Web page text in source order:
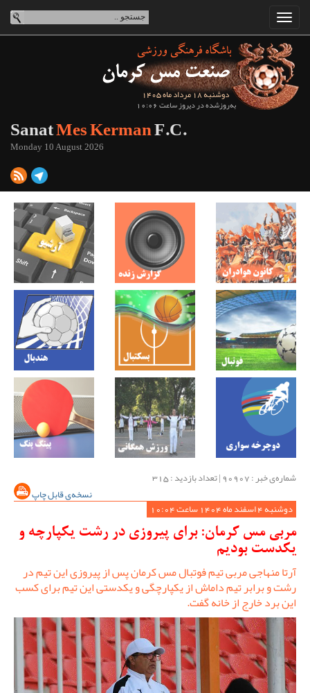
دوشنبه 18 مرداد ماه 1405
به‌روزشده در دیروز ساعت 10:06
SanatMes KermanF.C.
Monday 10 August 2026
شماره‌ی خبر : ‌90907 | تعداد بازدید : 315
نسخه‌ی قابل چاپ
دوشنبه 4 اسفند ماه 1404 ساعت 10:04
مربی مس کرمان: برای پیروزی در رشت یکپارچه و
یکدست بودیم
آرتا منهاجی مربی تیم فوتبال مس کرمان پس از پیروزی این تیم در
رشت و برابر تیم داماش از یکپارچگی و یکدستی این تیم برای کسب
این برد خارج از خانه گفت.